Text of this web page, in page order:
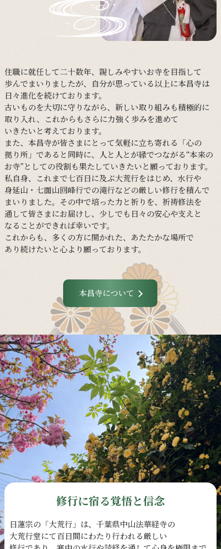
住職に就任して二十数年、 親しみやすいお寺を目指して
歩んでまいりましたが、 自分が思っている以上に本昌寺は
日々進化を続けております。
古いものを大切に守りながら、 新しい取り組みも積極的に
取り入れ、
これからも さらに力強く 歩みを進めて
いきたいと考えております。
また、 本昌寺が皆さまにとって気軽に立ち寄れる 「心の
拠り所」であると同時に、 人と 人とが縁でつながる“本来の
お寺”と しての役割も果たしていきたいと願っております。
私自身、
これまで七百日に及ぶ大荒行をはじめ、 水行や
身延山・ 七面山回峰行での滝行などの厳しい修行を積んで
まいりました。 その中で培った力と祈りを、 祈祷修法を
通して皆さまにお届けし、 少しでも 日々の安心や支えと
なる ことができれば幸いです。
これからも、 多くの方に開かれた、 あたたかな場所で
あり続けたいと心より願っております。
本昌寺について
修行に宿る覚悟と信念
日蓮宗の 「大荒行」は、 千葉県中山法華経寺の
大荒行堂にて百日間にわたり行われる厳しい